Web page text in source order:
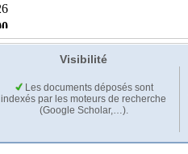
Visibilité
Les documents déposés sont
indexés par les moteurs de recherche
(Google Scholar,…).